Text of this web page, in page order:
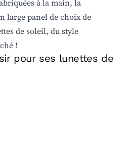
pour ses lunettes de
à la main, la
large panel de choix de
de soleil, du style
!